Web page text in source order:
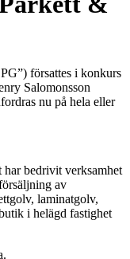
försattes i konkurs
Salomonsson
nu på hela eller
bedrivit verksamhet
av
laminatgolv,
i helägd fastighet